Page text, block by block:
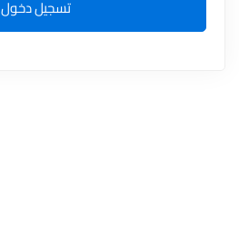
تسجيل دخول